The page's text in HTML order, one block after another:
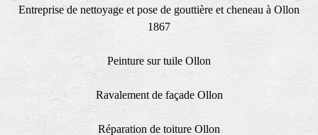
Entreprise de nettoyage et pose de gouttière et cheneau à Ollon
1867
Peinture sur tuile Ollon
Ravalement de façade Ollon
Réparation de toiture Ollon